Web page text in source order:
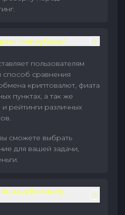
MoneySwap?
пользователям
сравнения
криптовалют, фиата
пунктах, а так же
и рейтинги различных
сможете выбрать
для вашей задачи,
зарубежному